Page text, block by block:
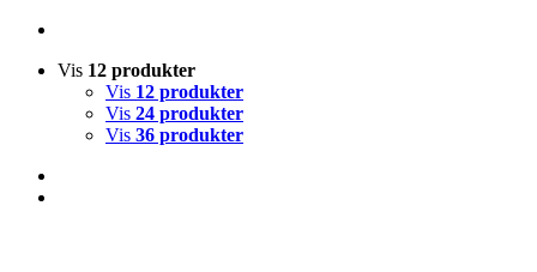
Vis 12 produkter
Vis 12 produkter
Vis 24 produkter
Vis 36 produkter